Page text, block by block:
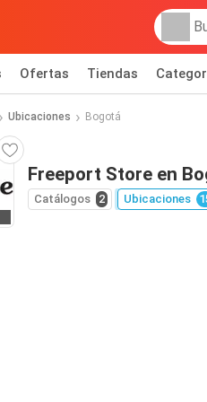
Ofertas Tiendas
Ubicaciones Bogotá
Freeport Store en
Catálogos 2 Ubicaciones